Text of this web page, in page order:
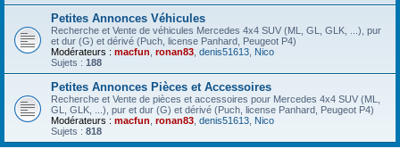
r
Petites Annonces Véhicules
Recherche et Vente de véhicules Mercedes 4x4 SUV (ML, GL, GLK, ...), pur
et dur (G) et dérivé (Puch, license Panhard, Peugeot P4)
Modérateurs : macfun ronan83 denis51613 Nico
Sujets : 188
Petites Annonces Pièces et Accessoires
Recherche et Vente de pièces et accessoires pour Mercedes 4x4 SUV (ML,
GL, GLK, ...), pur et dur (G) et dérivé (Puch, license Panhard, Peugeot P4)
Modérateurs : macfun ronan83 denis51613 Nico
Sujets : 818